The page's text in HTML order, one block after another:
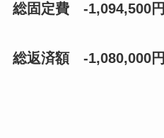
総固定費 -1,094,500円
総返済額 -1,080,000円